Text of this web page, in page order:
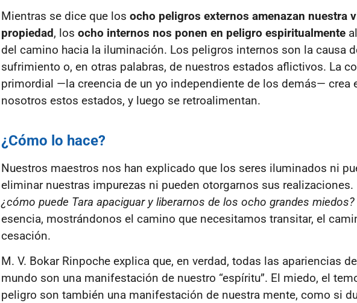
Mientras se dice que los ocho peligros externos amenazan nuestra
propiedad, los ocho internos nos ponen en peligro espiritualmente
del camino hacia la iluminación. Los peligros internos son la causa
sufrimiento o, en otras palabras, de nuestros estados aflictivos. La
primordial —la creencia de un yo independiente de los demás— crea
nosotros estos estados, y luego se retroalimentan.
¿Cómo lo hace?
Nuestros maestros nos han explicado que los seres iluminados ni
eliminar nuestras impurezas ni pueden otorgarnos sus realizaciones.
¿cómo puede Tara apaciguar y liberarnos de los ocho grandes miedos?
esencia, mostrándonos el camino que necesitamos transitar, el
cesación.
M. V. Bokar Rinpoche explica que, en verdad, todas las apariencias
mundo son una manifestación de nuestro “espíritu”. El miedo, el
peligro son también una manifestación de nuestra mente, como si